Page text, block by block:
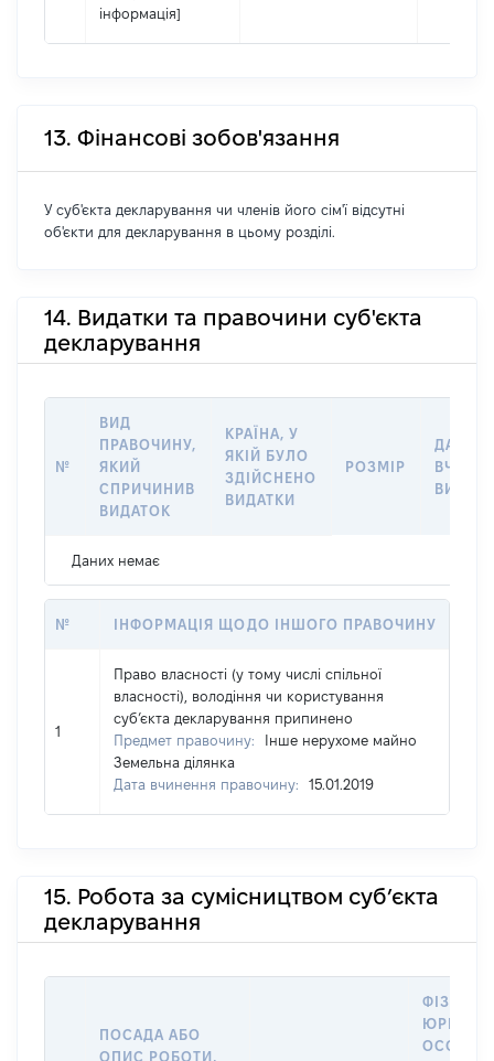
інформація]
13. Фінансові зобов'язання
У суб'єкта декларування чи членів його сім'ї відсутні
об'єкти для декларування в цьому розділі.
14. Видатки та правочини суб'єкта
декларування
№
ВИД
ПРАВОЧИНУ,
ЯКИЙ
СПРИЧИНИВ
ВИДАТОК
КРАЇНА, У
ЯКІЙ БУЛО
ЗДІЙСНЕНО
ВИДАТКИ
РОЗМІР
ДАТА
Даних немає
№ ІНФОРМАЦІЯ ЩОДО ІНШОГО ПРАВОЧИНУ
1
Право власності (у тому числі спільної
власності), володіння чи користування
суб’єкта декларування припинено
Предмет правочину:
Інше нерухоме майно
Земельна ділянка
Дата вчинення правочину:
15.01.2019
15. Робота за сумісництвом суб’єкта
декларування
ПОСАДА АБО
ОПИС РОБОТИ,
ОСОБА,